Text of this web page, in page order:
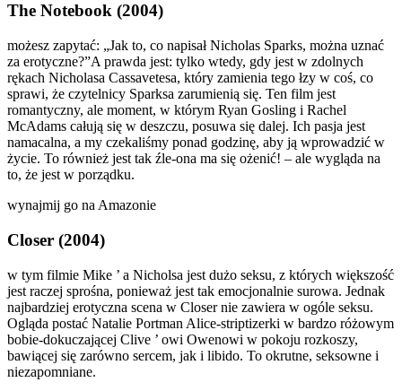
The Notebook (2004)
możesz zapytać: „Jak to, co napisał Nicholas Sparks, można uznać
za erotyczne?”A prawda jest: tylko wtedy, gdy jest w zdolnych
rękach Nicholasa Cassavetesa, który zamienia tego łzy w coś, co
sprawi, że czytelnicy Sparksa zarumienią się. Ten film jest
romantyczny, ale moment, w którym Ryan Gosling i Rachel
McAdams całują się w deszczu, posuwa się dalej. Ich pasja jest
namacalna, a my czekaliśmy ponad godzinę, aby ją wprowadzić w
życie. To również jest tak źle-ona ma się ożenić! – ale wygląda na
to, że jest w porządku.
wynajmij go na Amazonie
Closer (2004)
w tym filmie Mike ’ a Nicholsa jest dużo seksu, z których większość
jest raczej sprośna, ponieważ jest tak emocjonalnie surowa. Jednak
najbardziej erotyczna scena w Closer nie zawiera w ogóle seksu.
Ogląda postać Natalie Portman Alice-striptizerki w bardzo różowym
bobie-dokuczającej Clive ’ owi Owenowi w pokoju rozkoszy,
bawiącej się zarówno sercem, jak i libido. To okrutne, seksowne i
niezapomniane.